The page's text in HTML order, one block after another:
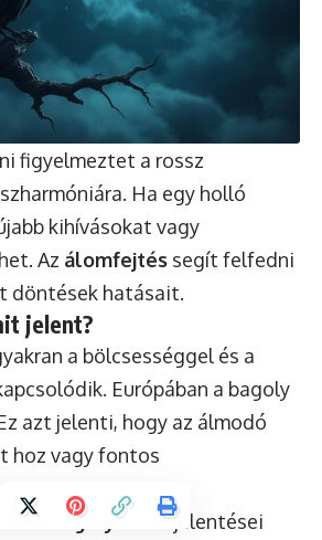
figyelmeztet a rossz
Ha egy holló
kihívásokat vagy
Az álomfejtés segít felfedni
döntések hatásait.
jelent?
a bölcsességgel és a
Európában a bagoly
azt jelenti, hogy az álmodó
hoz vagy fontos
a
bagoly álomjelentései